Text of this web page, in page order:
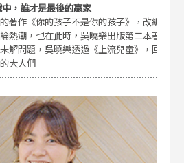
，誰才是最後的贏家
著作《你的孩子不是你的孩子》，改編
熱潮，也在此時，吳曉樂出版第二本著
解問題，吳曉樂透過《上流兒童》，回
大人們